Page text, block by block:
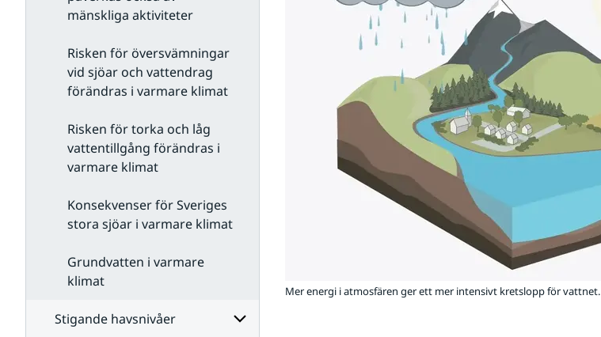
mänskliga aktiviteter
Risken för översvämningar
vid sjöar och vattendrag
förändras i varmare klimat
Risken för torka och låg
vattentillgång förändras i
varmare klimat
Konsekvenser för Sveriges
stora sjöar i varmare klimat
Grundvatten i varmare
klimat
Stigande havsnivåer
Mer energi i atmosfären ger ett mer intensivt kretslopp för vattnet.